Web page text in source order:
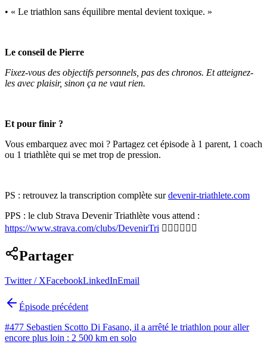
• « Le triathlon sans équilibre mental devient toxique. »
Le conseil de Pierre
Fixez-vous des objectifs personnels, pas des chronos. Et atteignez-
les avec plaisir, sinon ça ne vaut rien.
Et pour finir ?
Vous embarquez avec moi ? Partagez cet épisode à 1 parent, 1 coach
ou 1 triathlète qui se met trop de pression.
PS : retrouvez la transcription complète surdevenir-triathlete.com
PPS : le club Strava Devenir Triathlète vous attend :
⁠https://www.strava.com/clubs/DevenirTri 🏊‍♂️🚴‍♂️🏃‍♂️
Partager
Twitter / XFacebookLinkedInEmail
Épisode précédent
#477 Sebastien Scotto Di Fasano, il a arrêté le triathlon pour aller
encore plus loin : 2 500 km en solo